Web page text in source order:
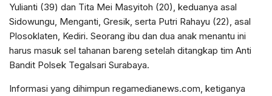
Yulianti (39) dan Tita Mei Masyitoh (20), keduanya asal
Sidowungu, Menganti, Gresik, serta Putri Rahayu (22), asal
Plosoklaten, Kediri. Seorang ibu dan dua anak menantu ini
harus masuk sel tahanan bareng setelah ditangkap tim Anti
Bandit Polsek Tegalsari Surabaya.
Informasi yang dihimpun regamedianews.com, ketiganya